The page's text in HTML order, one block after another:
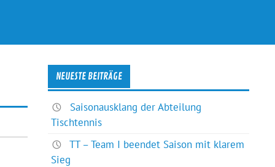
NEUESTE BEITRÄGE
Saisonausklang der Abteilung
Tischtennis
TT – Team I beendet Saison mit klarem
Sieg